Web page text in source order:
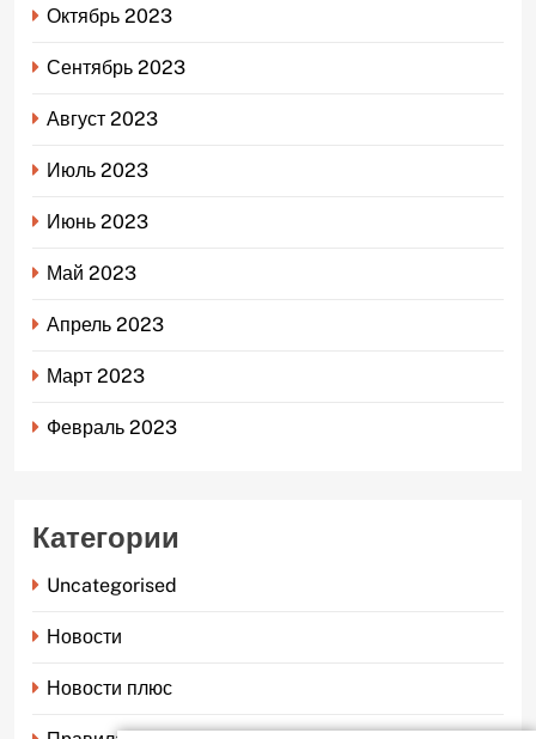
Октябрь 2023
Сентябрь 2023
Август 2023
Июль 2023
Июнь 2023
Май 2023
Апрель 2023
Март 2023
Февраль 2023
Категории
Uncategorised
Новости
Новости плюс